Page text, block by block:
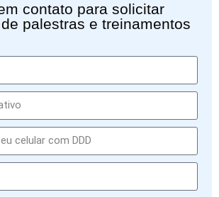
contato para solicitar
palestras e treinamentos